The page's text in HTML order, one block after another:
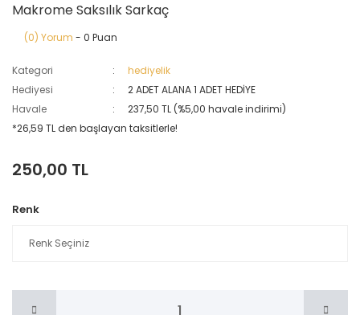
Makrome Saksılık Sarkaç
(0) Yorum - 0 Puan
Kategori
hediyelik
Hediyesi
2 ADET ALANA 1 ADET HEDİYE
Havale
237,50 TL (%5,00 havale indirimi)
*26,59 TL den başlayan taksitlerle!
250,00 TL
Renk